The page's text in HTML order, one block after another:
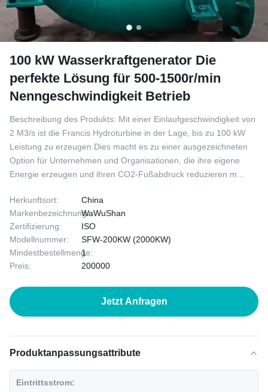
100 kW Wasserkraftgenerator Die
perfekte Lösung für 500-1500r/min
Nenngeschwindigkeit Betrieb
Beschreibung des Produkts: Mit einer Einlaufgeschwindigkeit von
2 M3/s ist die Francis Hydroturbine in der Lage, bis zu 100 kW
Leistung zu erzeugen.Dies macht es zu einer ausgezeichneten
Option für Unternehmen und Organisationen, die ihre eigene
Energie erzeugen und ihren CO2-Fußabdruck reduzieren m...
Herkunftsort:
China
Markenbezeichnung:WaWuShan
Zertifizierung:
ISO
Modellnummer:
SFW-200KW (2000KW)
Mindestbestellmenge:
1
Preis:
200000
Jetzt Anfragen
Produktanpassungsattribute
Eintrittsstrom: